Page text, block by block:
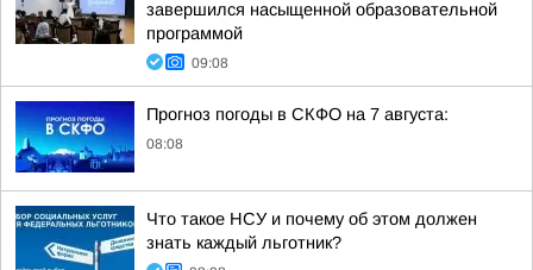
завершился насыщенной образовательной
программой
09:08
Прогноз погоды в СКФО на 7 августа:
08:08
Что такое НСУ и почему об этом должен
знать каждый льготник?